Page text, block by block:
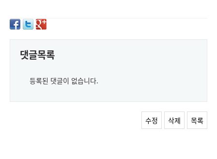
댓글목록
등록된 댓글이 없습니다.
수정 삭제 목록